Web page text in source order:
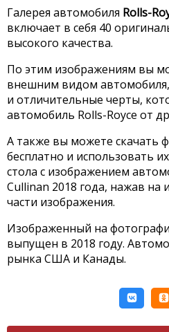
Галерея автомобиля Rolls-
включает в себя 40
высокого качества.
По этим изображениям вы
внешним видом автомобиля,
и отличительные черты,
автомобиль Rolls-Royce от
А также вы можете скачать
бесплатно и использовать
стола с изображением
Cullinan 2018 года, нажав на
части изображения.
Изображенный на
выпущен в 2018 году.
рынка США и Канады.